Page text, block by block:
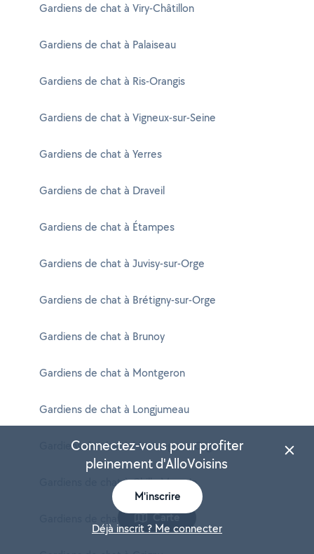
Gardiens de chat à Viry-Châtillon
Gardiens de chat à Palaiseau
Gardiens de chat à Ris-Orangis
Gardiens de chat à Vigneux-sur-Seine
Gardiens de chat à Yerres
Gardiens de chat à Draveil
Gardiens de chat à Étampes
Gardiens de chat à Juvisy-sur-Orge
Gardiens de chat à Brétigny-sur-Orge
Gardiens de chat à Brunoy
Gardiens de chat à Montgeron
Gardiens de chat à Longjumeau
Gardiens de chat à Morsang-sur-Orge
Gardiens de chat à Chilly-Mazarin
Carte
Connectez-vous pour profiter
pleinement d'AlloVoisins
M'inscrire
Déjà inscrit ? Me connecter